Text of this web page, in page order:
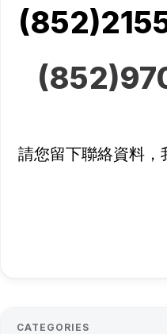
(852)
請您留下聯絡資料，
CATEGORIES